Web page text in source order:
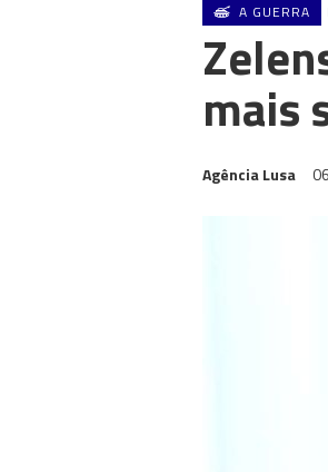
A GUERRA
mais
Agência Lusa